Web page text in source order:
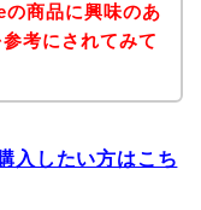
商品に興味のあ
考にされてみて
入したい方はこち